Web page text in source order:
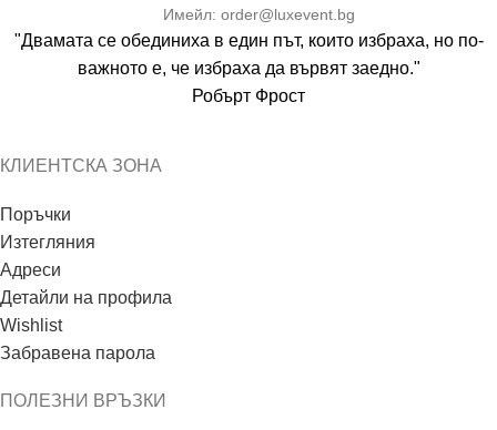
Имейл: order@luxevent.bg
"Двамата се обединиха в един път, които избраха, но по-
важното е, че избраха да вървят заедно."
Робърт Фрост
КЛИЕНТСКА ЗОНА
Поръчки
Изтегляния
Адреси
Детайли на профила
Wishlist
Забравена парола
ПОЛЕЗНИ ВРЪЗКИ